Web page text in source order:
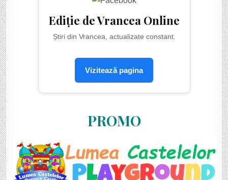
Ediție de Vrancea Online
Știri din Vrancea, actualizate constant.
Vizitează pagina
PROMO